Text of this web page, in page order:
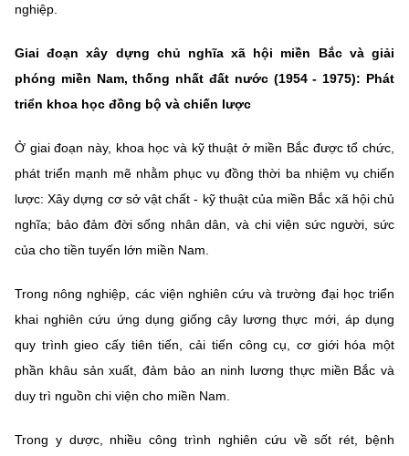
nghiệp.
Giai đoạn xây dựng chủ nghĩa xã hội miền Bắc và giải
phóng miền Nam, thống nhất đất nước (1954 - 1975): Phát
triển khoa học đồng bộ và chiến lược
Ở giai đoạn này, khoa học và kỹ thuật ở miền Bắc được tổ chức,
phát triển mạnh mẽ nhằm phục vụ đồng thời ba nhiệm vụ chiến
lược: Xây dựng cơ sở vật chất - kỹ thuật của miền Bắc xã hội chủ
nghĩa; bảo đảm đời sống nhân dân, và chi viện sức người, sức
của cho tiền tuyến lớn miền Nam.
Trong nông nghiệp, các viện nghiên cứu và trường đại học triển
khai nghiên cứu ứng dụng giống cây lương thực mới, áp dụng
quy trình gieo cấy tiên tiến, cải tiến công cụ, cơ giới hóa một
phần khâu sản xuất, đảm bảo an ninh lương thực miền Bắc và
duy trì nguồn chi viện cho miền Nam.
Trong y dược, nhiều công trình nghiên cứu về sốt rét, bệnh